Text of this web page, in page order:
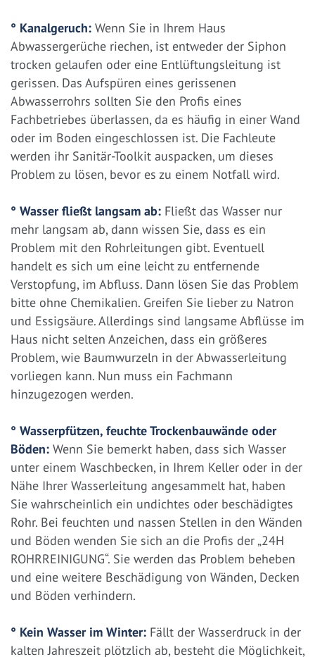
° Kanalgeruch: Wenn Sie in Ihrem Haus
Abwassergerüche riechen, ist entweder der Siphon
trocken gelaufen oder eine Entlüftungsleitung ist
gerissen. Das Aufspüren eines gerissenen
Abwasserrohrs sollten Sie den Profis eines
Fachbetriebes überlassen, da es häufig in einer Wand
oder im Boden eingeschlossen ist. Die Fachleute
werden ihr Sanitär-Toolkit auspacken, um dieses
Problem zu lösen, bevor es zu einem Notfall wird.
° Wasser fließt langsam ab: Fließt das Wasser nur
mehr langsam ab, dann wissen Sie, dass es ein
Problem mit den Rohrleitungen gibt. Eventuell
handelt es sich um eine leicht zu entfernende
Verstopfung, im Abfluss. Dann lösen Sie das Problem
bitte ohne Chemikalien. Greifen Sie lieber zu Natron
und Essigsäure. Allerdings sind langsame Abflüsse im
Haus nicht selten Anzeichen, dass ein größeres
Problem, wie Baumwurzeln in der Abwasserleitung
vorliegen kann. Nun muss ein Fachmann
hinzugezogen werden.
° Wasserpfützen, feuchte Trockenbauwände oder
Böden: Wenn Sie bemerkt haben, dass sich Wasser
unter einem Waschbecken, in Ihrem Keller oder in der
Nähe Ihrer Wasserleitung angesammelt hat, haben
Sie wahrscheinlich ein undichtes oder beschädigtes
Rohr. Bei feuchten und nassen Stellen in den Wänden
und Böden wenden Sie sich an die Profis der „24H
ROHRREINIGUNG“. Sie werden das Problem beheben
und eine weitere Beschädigung von Wänden, Decken
und Böden verhindern.
° Kein Wasser im Winter: Fällt der Wasserdruck in der
kalten Jahreszeit plötzlich ab, besteht die Möglichkeit,